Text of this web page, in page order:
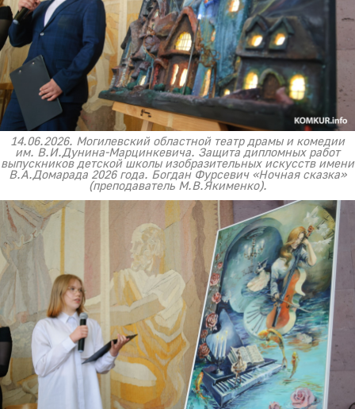
14.06.2026. Могилевский областной театр драмы и комедии
им. В.И.Дунина-Марцинкевича. Защита дипломных работ
выпускников детской школы изобразительных искусств имени
В.А.Домарада 2026 года. Богдан Фурсевич «Ночная сказка»
(преподаватель М.В.Якименко).